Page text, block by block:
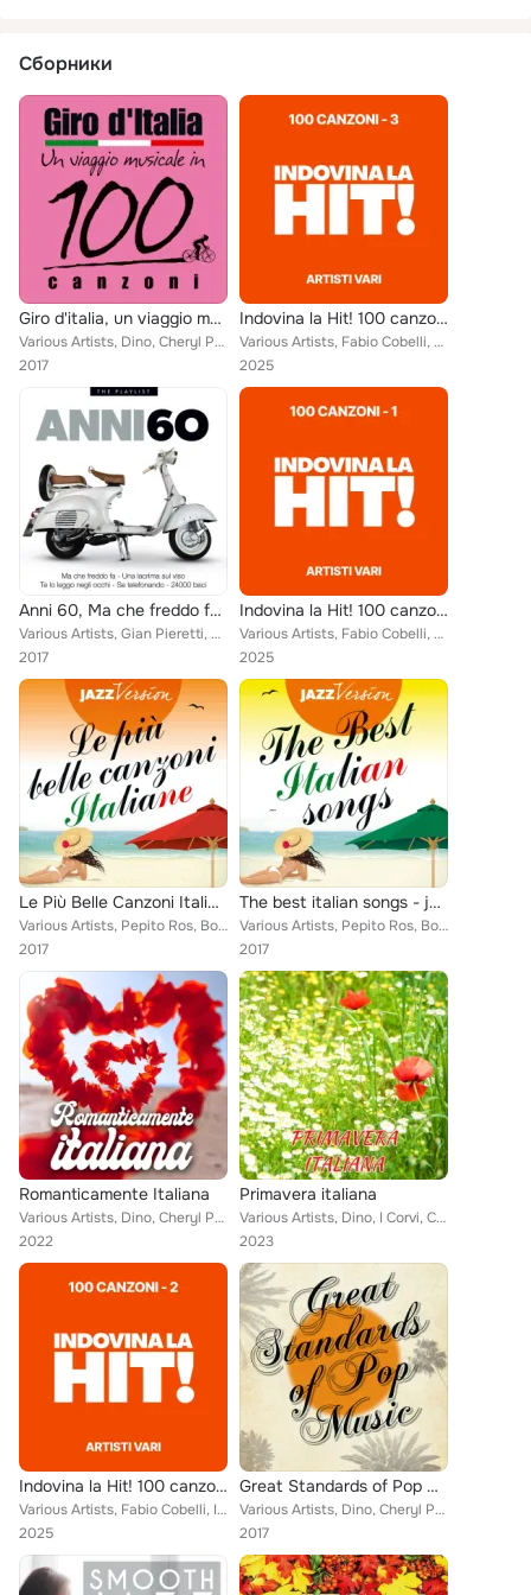
Сборники
Giro d'italia, un viaggio musicale in 100 canzoni
Various Artists, Dino, Cheryl Porter, Alberto Radius, Teddy Reno, The Rokes, Jimmy Cobb Italian Trio, Gian Pieretti, Ridillo, Bo...
2017
Indovina la Hit! 100 canzoni - 3
Various Artists, Fabio Cobelli, Carboidrati, I Corvi, Karo, Gino Santercole, Renzo Rubino, Teddy Reno, Angelo Avarello dei Teppi...
2025
Anni 60, Ma che freddo fa, Una lacrima sul viso, Te lo leggo negli occhi, Se telefonando, 24000 baci
Various Artists, Gian Pieretti, Dino, Bobby Solo, Cheryl Porter, I Kings, Massimo Luca, Teddy Reno, The Rokes, Jimmy Cobb Italia...
2017
Indovina la Hit! 100 canzoni - 1
Various Artists, Fabio Cobelli, Carboidrati, I Corvi, Gino Santercole, Teddy Reno, The Rokes, Loredana Errore, Bobby Solo, Mauro...
2025
Le Più Belle Canzoni Italiane - Jazz Version
Various Artists, Pepito Ros, Bobby Solo, Jimmy Cobb Italian Trio, Massimo Faraò Trio, Giulia Lorvich feat. Giorgio Antoniazzi, A...
2017
The best italian songs - jazz version
Various Artists, Pepito Ros, Bobby Solo, Jimmy Cobb Italian Trio, Massimo Faraò Trio, Giulia Lorvich feat. Giorgio Antoniazzi, A...
2017
Romanticamente Italiana
Various Artists, Dino, Cheryl Porter, Costanzo del Pinto, Gino Santercole, Vanessa Tagliabue Yorke, Anna Maria Castelli, Gino Pa...
2022
Primavera italiana
Various Artists, Dino, I Corvi, Cheryl Porter, Sacro e Profano, Grilli, The Rokes, Tonino De I Camaleonti, Jimmy Cobb Italian Tr...
2023
Indovina la Hit! 100 canzoni - 2
Various Artists, Fabio Cobelli, I Corvi, Karo, Silvia Mezzanotte, The Rokes, Rossana Casale, Loredana Errore, Mirko, Bobby Solo,...
2025
Great Standards of Pop Music
Various Artists, Dino, Cheryl Porter, Denise King, Jimmy Cobb Italian Trio, Ridillo, Bobby Solo, Giulia Lorvich, Massimo Faraò T...
2017